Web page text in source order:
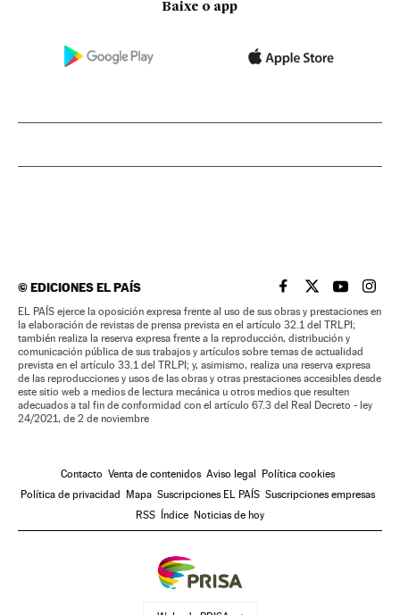
Baixe o app
©EDICIONES EL PAÍS EL PAÍS BRASIL EN
EL PAÍSEL PAÍS
EL
EL PAÍS ejerce la oposición expresa frente al uso de sus obras y prestaciones en
la elaboración de revistas de prensa prevista en el artículo 32.1 del TRLPI;
también realiza la reserva expresa frente a la reproducción, distribución y
comunicación pública de sus trabajos y artículos sobre temas de actualidad
prevista en el artículo 33.1 del TRLPI; y, asimismo, realiza una reserva expresa
de las reproducciones y usos de las obras y otras prestaciones accesibles desde
este sitio web a medios de lectura mecánica u otros medios que resulten
adecuados a tal fin de conformidad con el artículo 67.3 del Real Decreto - ley
24/2021, de 2 de noviembre
Contacto Venta de contenidos Aviso legal Política cookies
Política de privacidad Mapa Suscripciones EL PAÍS Suscripciones empresas
RSS Índice Noticias de hoy